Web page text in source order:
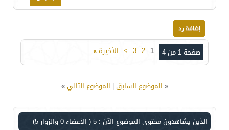
صفحة 1 من 4 1
2
3
> الأخيرة»
« الموضوع السابق| الموضوع التالي»
الذين يشاهدون محتوى الموضوع الآن : 5 ( الأعضاء 0 والزوار 5)